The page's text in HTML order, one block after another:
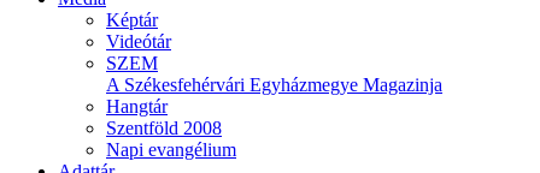
Képtár
Videótár
SZEM
A Székesfehérvári Egyházmegye Magazinja
Hangtár
Szentföld 2008
Napi evangélium